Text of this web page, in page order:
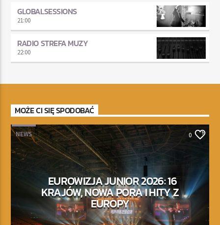
GLOBALSESSIONS
21:00
RADIO STREFA MUZY
22:00
MOŻE CI SIĘ SPODOBAĆ
NEWS 0
EUROWIZJA JUNIOR 2026: 16
KRAJÓW, NOWA PORA I HITY Z
EUROPY